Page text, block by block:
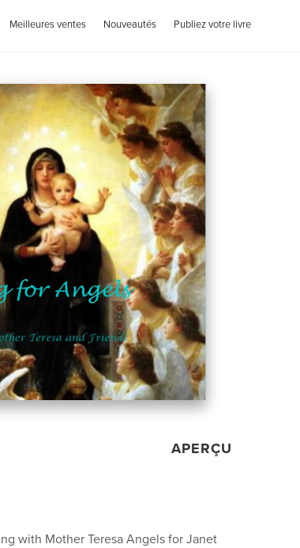
Meilleures ventes Nouveautés Publiez votre livre
APERÇU
with Mother Teresa Angels for Janet